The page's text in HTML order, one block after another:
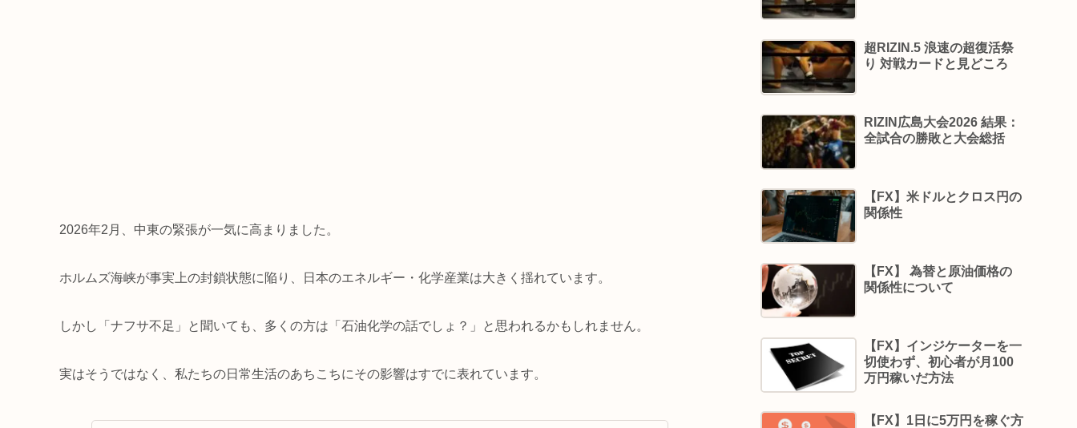
2026年2月、中東の緊張が一気に高まりました。
ホルムズ海峡が事実上の封鎖状態に陥り、日本のエネルギー・化学産業は大きく揺れています。
しかし「ナフサ不足」と聞いても、多くの方は「石油化学の話でしょ？」と思われるかもしれません。
実はそうではなく、私たちの日常生活のあちこちにその影響はすでに表れています。
超RIZIN.5 浪速の超復活祭
り 対戦カードと見どころ
RIZIN広島大会2026 結果：
全試合の勝敗と大会総括
【FX】米ドルとクロス円の
関係性
【FX】 為替と原油価格の
関係性について
【FX】インジケーターを一
切使わず、初心者が月100
万円稼いだ方法
【FX】1日に5万円を稼ぐ方